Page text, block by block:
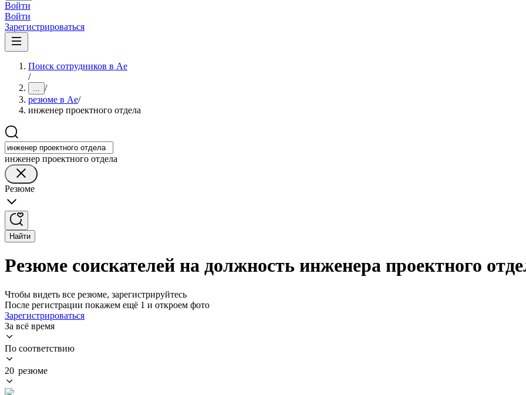
Войти
Войти
Зарегистрироваться
Поиск сотрудников в Ае
/
... /
резюме в Ае/
инженер проектного отдела
инженер проектного отдела
Резюме
Найти
Резюме соискателей на должность инженера проектного
Чтобы видеть все резюме, зарегистрируйтесь
После регистрации покажем ещё 1 и откроем фото
Зарегистрироваться
За всё время
По соответствию
20 резюме